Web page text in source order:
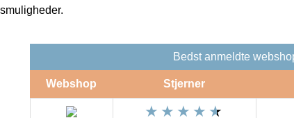
Bedst anmeldte
Webshop Stjerner